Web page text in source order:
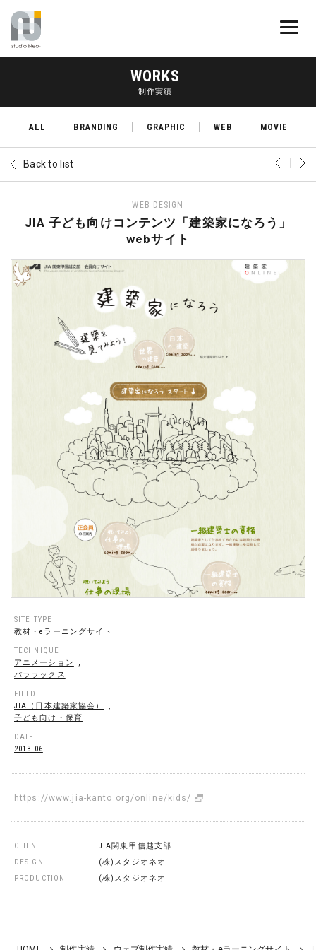
WORKS
制作実績
ALL BRANDING GRAPHIC WEB MOVIE
Back to list
WEB DESIGN
JIA 子ども向けコンテンツ「建築家になろう」
webサイト
SITE TYPE
教材・eラーニングサイト
TECHNIQUE
アニメーション
,
パララックス
FIELD
JIA（日本建築家協会）
,
子ども向け・保育
DATE
2013.06
https://www.jia-kanto.org/online/kids/
CLIENT
JIA関東甲信越支部
DESIGN
(株)スタジオネオ
PRODUCTION
(株)スタジオネオ